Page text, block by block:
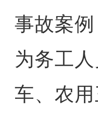
事故案
为务工
车、农